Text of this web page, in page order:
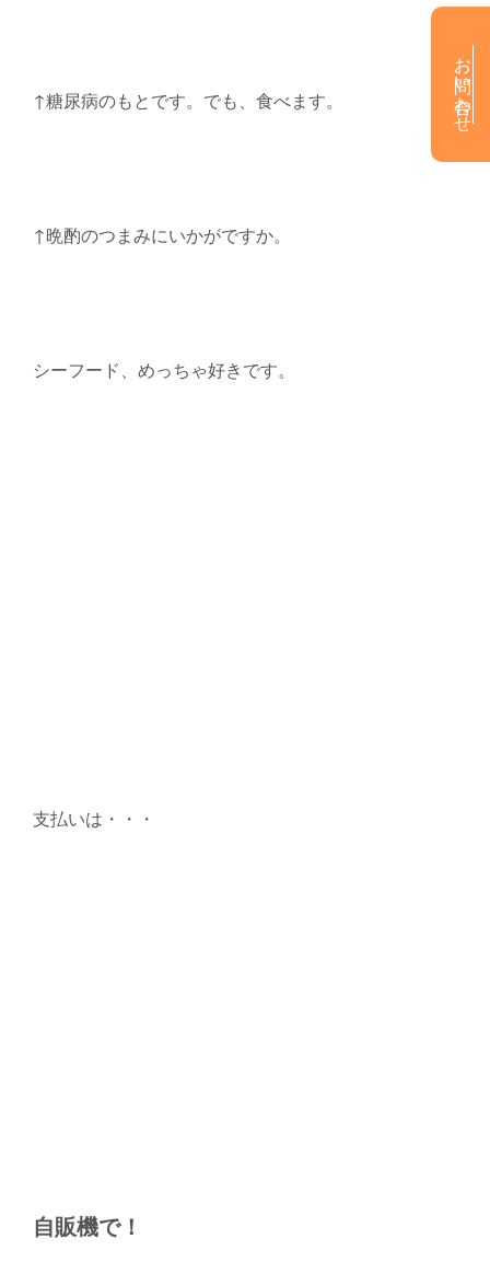
↑糖尿病のもとです。でも、食べます。
↑晩酌のつまみにいかがですか。
シーフード、めっちゃ好きです。
支払いは・・・
自販機で！
お問い合わせ